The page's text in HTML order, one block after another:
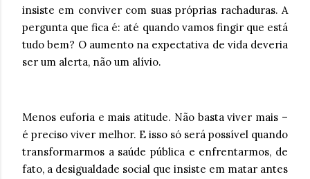
insiste em conviver com suas próprias rachaduras. A
pergunta que fica é: até quando vamos fingir que está
tudo bem? O aumento na expectativa de vida deveria
ser um alerta, não um alívio.
Menos euforia e mais atitude. Não basta viver mais –
é preciso viver melhor. E isso só será possível quando
transformarmos a saúde pública e enfrentarmos, de
fato, a desigualdade social que insiste em matar antes